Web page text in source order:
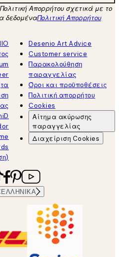
Απορρήτου σχετικά με το
δεδομέναΠολιτική Απορρήτου
Desenio Art Advice
Customer service
Παρακολούθηση
παραγγελίας
Όροι και προϋποθέσεις
Πολιτική απορρήτου
Cookies
Αίτημα ακύρωσης
παραγγελίας
Διαχείριση Cookies
ΕΛΛΗΝΙΚΆ